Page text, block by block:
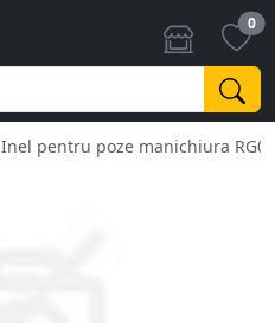
0
Inel pentru poze manichiura